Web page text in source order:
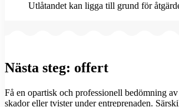
Utlåtandet kan ligga till grund för
Nästa steg: offert
Få en opartisk och professionell bedömning
skador eller tvister under entreprenaden.